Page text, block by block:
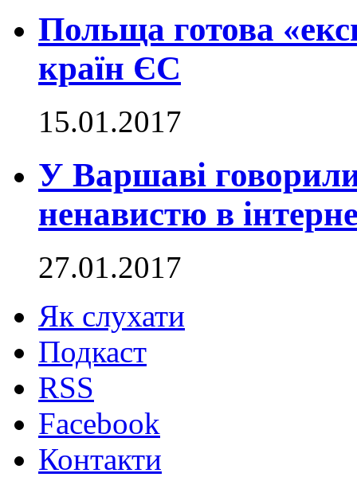
Польща готова
країн ЄС
15.01.2017
У Варшаві
ненавистю в
27.01.2017
Як слухати
Подкаст
RSS
Facebook
Контакти